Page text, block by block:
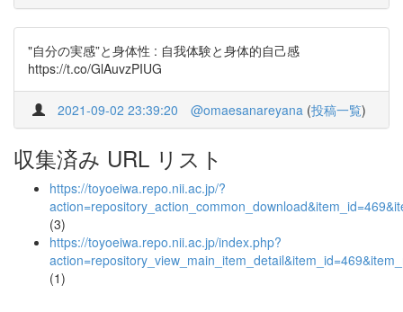
"自分の実感”と身体性 : 自我体験と身体的自己感
https://t.co/GlAuvzPIUG
2021-09-02 23:39:20 @omaesanareyana (投稿一覧)
収集済み URL リスト
https://toyoeiwa.repo.nii.ac.jp/?
(3)
https://toyoeiwa.repo.nii.ac.jp/index.php?
(1)